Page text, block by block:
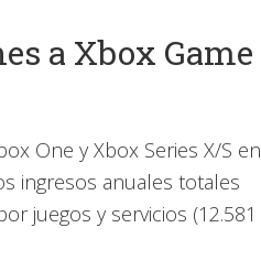
a Xbox Game
One y Xbox Series X/S en
ingresos anuales totales
juegos y servicios (12.581